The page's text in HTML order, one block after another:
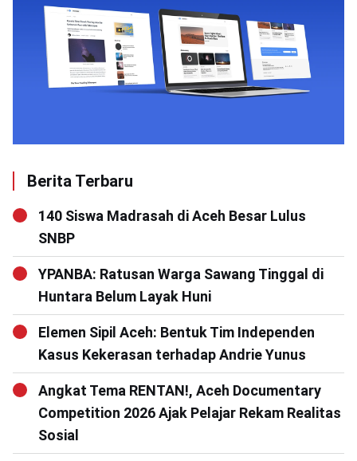
Berita Terbaru
140 Siswa Madrasah di Aceh Besar Lulus
SNBP
YPANBA: Ratusan Warga Sawang Tinggal di
Huntara Belum Layak Huni
Elemen Sipil Aceh: Bentuk Tim Independen
Kasus Kekerasan terhadap Andrie Yunus
Angkat Tema RENTAN!, Aceh Documentary
Competition 2026 Ajak Pelajar Rekam Realitas
Sosial